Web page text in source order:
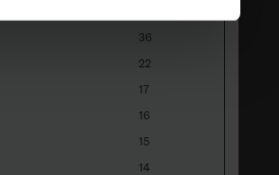
36
22
17
16
15
14